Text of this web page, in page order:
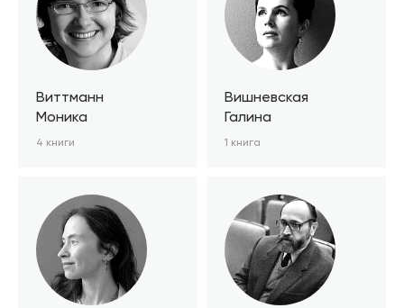
Виттманн
Моника
4 книги
Вишневская
Галина
1 книга